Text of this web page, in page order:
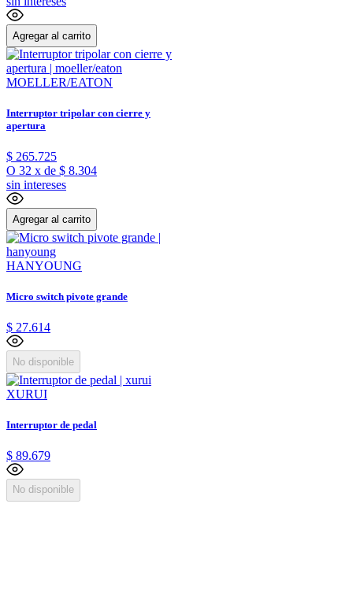
Agregar al carrito
MOELLER/EATON
Interruptor tripolar con cierre y
apertura
$ 265.725
O 32 x de $ 8.304
sin intereses
Agregar al carrito
HANYOUNG
Micro switch pivote grande
$ 27.614
No disponible
XURUI
Interruptor de pedal
$ 89.679
No disponible